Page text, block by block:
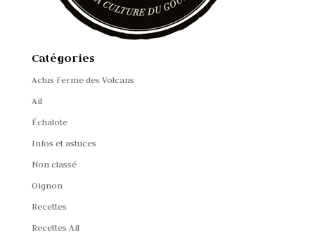
Catégories
Actus Ferme des Volcans
Ail
Échalote
Infos et astuces
Non classé
Oignon
Recettes
Recettes Ail